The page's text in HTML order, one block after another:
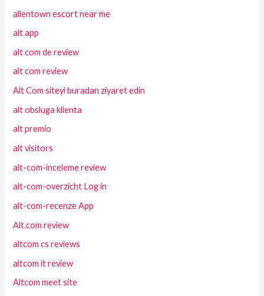
allentown escort near me
alt app
alt com de review
alt com review
Alt Com siteyi buradan ziyaret edin
alt obsluga klienta
alt premio
alt visitors
alt-com-inceleme review
alt-com-overzicht Log in
alt-com-recenze App
Alt.com review
altcom cs reviews
altcom it review
Altcom meet site